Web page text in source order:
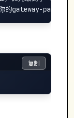
复制
复制